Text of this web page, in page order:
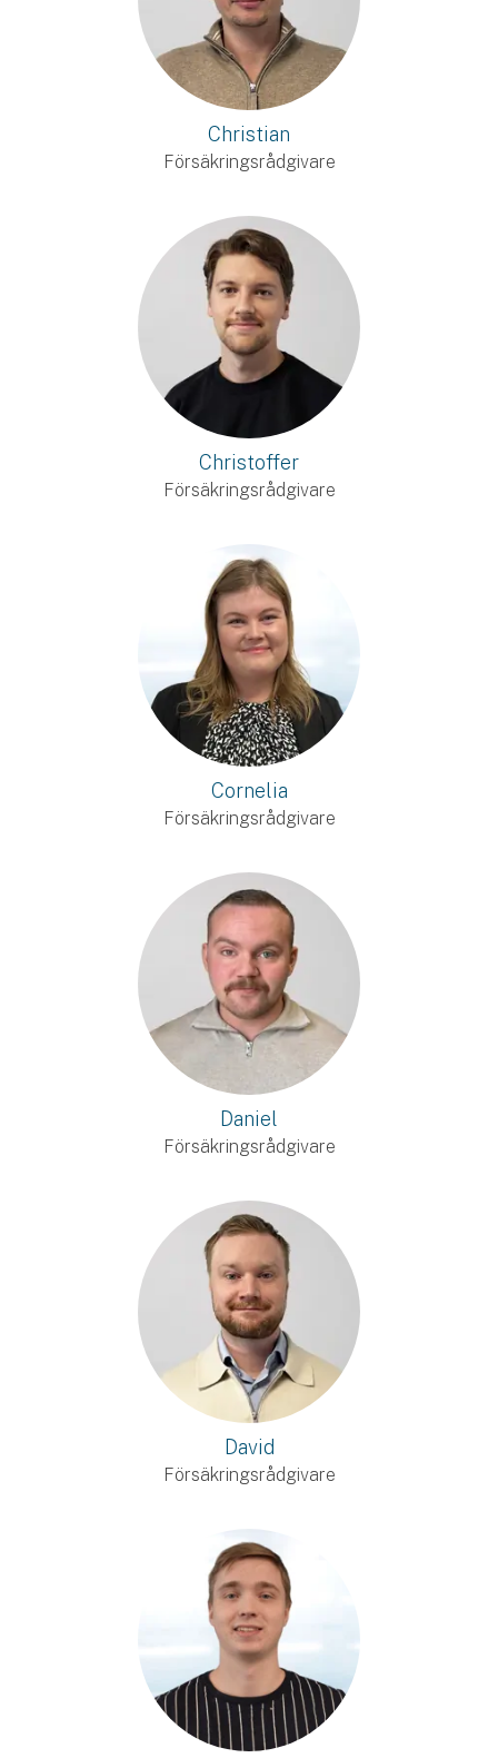
Christian
Försäkringsrådgivare
Christoffer
Försäkringsrådgivare
Cornelia
Försäkringsrådgivare
Daniel
Försäkringsrådgivare
David
Försäkringsrådgivare